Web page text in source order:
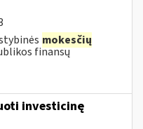
mokesčių
finansų
investicinę